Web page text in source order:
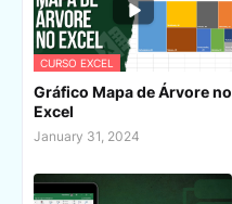
CURSO EXCEL
Gráfico Mapa de Árvore no
Excel
January 31, 2024